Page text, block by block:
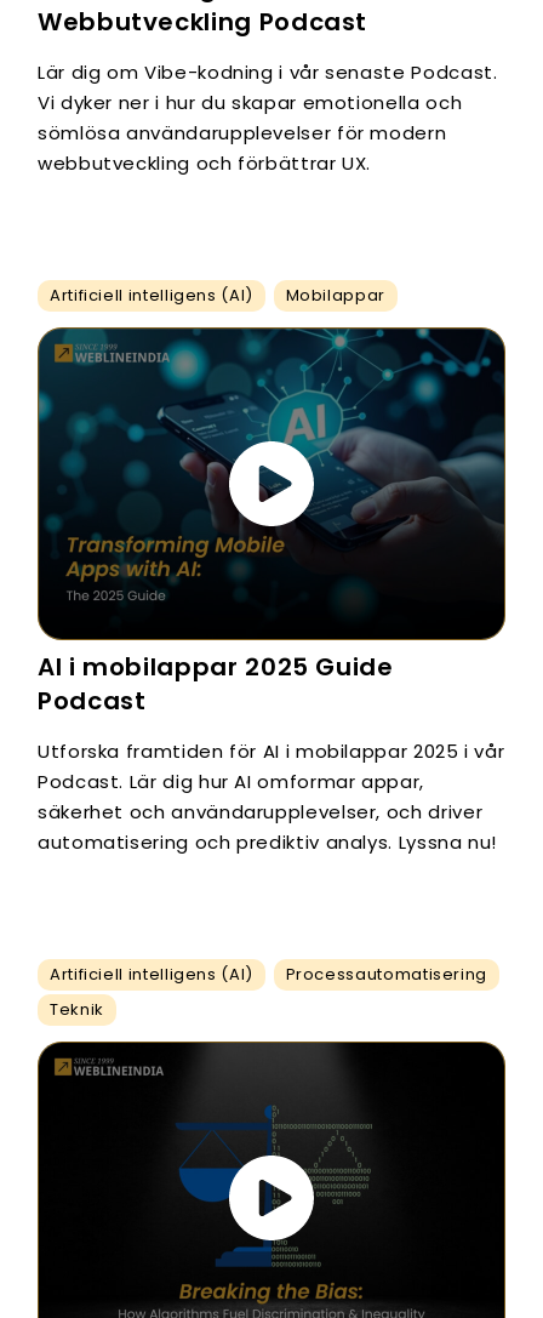
Webbutveckling Podcast
Lär dig om Vibe-kodning i vår senaste Podcast.
Vi dyker ner i hur du skapar emotionella och
sömlösa användarupplevelser för modern
webbutveckling och förbättrar UX.
Artificiell intelligens (AI) Mobilappar
AI i mobilappar 2025 Guide
Podcast
Utforska framtiden för AI i mobilappar 2025 i vår
Podcast. Lär dig hur AI omformar appar,
säkerhet och användarupplevelser, och driver
automatisering och prediktiv analys. Lyssna nu!
Artificiell intelligens (AI)
Processautomatisering
Teknik